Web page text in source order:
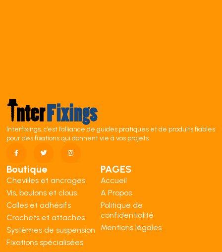
Interfixings, c’est l’alliance de guides pratiques et de produits fiables
pour des fixations qui donnent vie à vos projets.
Boutique
Chevilles et ancrages
Vis, boulons et clous
Colles et adhésifs
Crochets et attaches
Systèmes de suspension
Fixations spécialisées
PAGES
Accueil
A Propos
Politique de
confidentialité
Mentions légales